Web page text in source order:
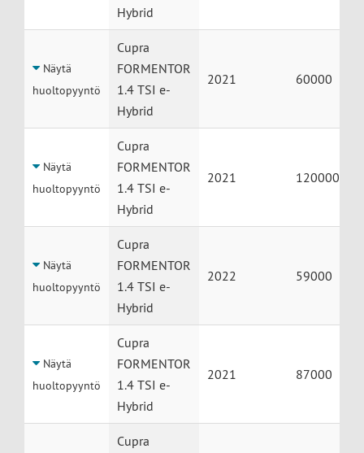
Hybrid
Näytä
huoltopyyntö
Cupra
FORMENTOR
1.4 TSI e-
Hybrid
2021 60000
Näytä
huoltopyyntö
Cupra
FORMENTOR
1.4 TSI e-
Hybrid
2021 120000
Näytä
huoltopyyntö
Cupra
FORMENTOR
1.4 TSI e-
Hybrid
2022 59000
Näytä
huoltopyyntö
Cupra
FORMENTOR
1.4 TSI e-
Hybrid
2021 87000
Cupra